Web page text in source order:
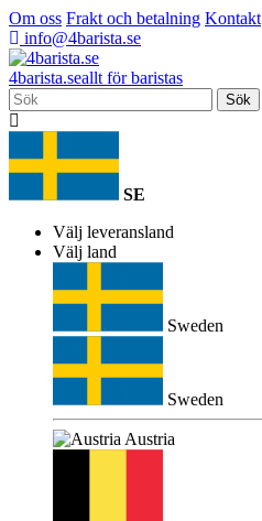
Om oss Frakt och betalning Kontakt
info@4barista.se
4barista.seallt för baristas
Sök
SE
Välj leveransland
Välj land
Sweden
Sweden
Austria